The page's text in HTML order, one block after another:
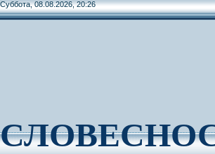
Суббота, 08.08.2026, 20:26